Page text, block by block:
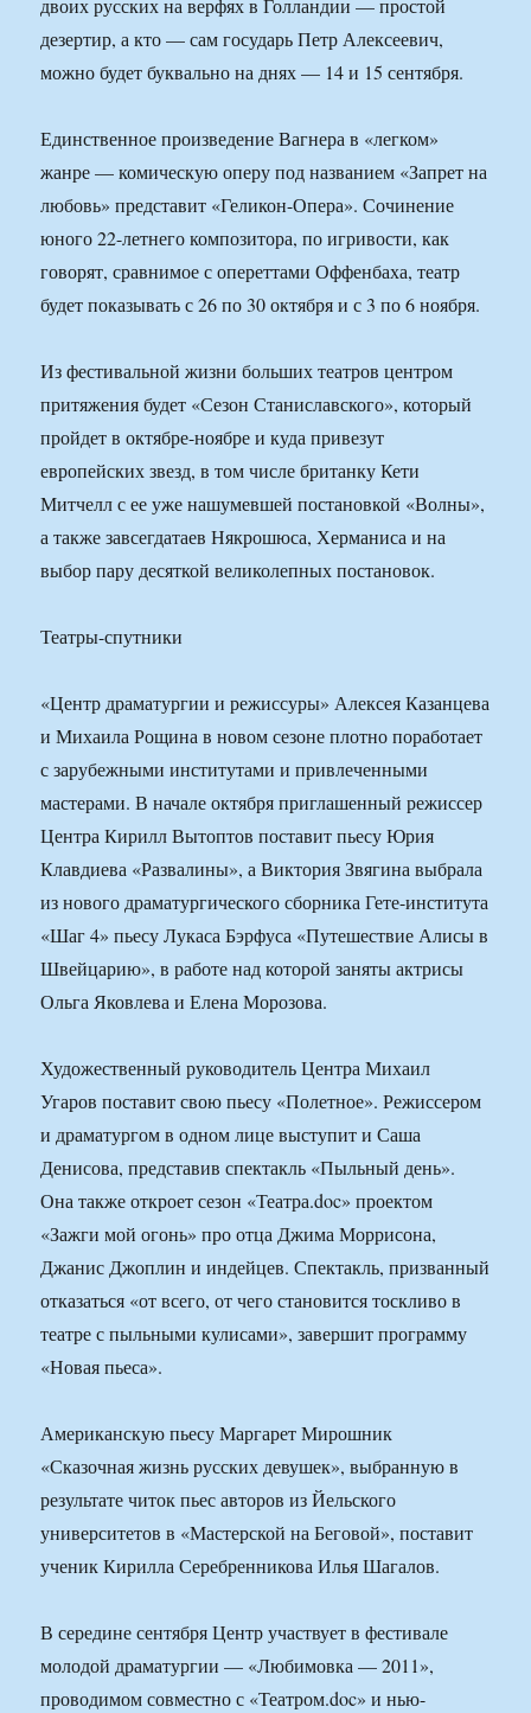
двоих русских на верфях в Голландии — простой
дезертир, а кто — сам государь Петр Алексеевич,
можно будет буквально на днях — 14 и 15 сентября.
Единственное произведение Вагнера в «легком»
жанре — комическую оперу под названием «Запрет на
любовь» представит «Геликон-Опера». Сочинение
юного 22-летнего композитора, по игривости, как
говорят, сравнимое с опереттами Оффенбаха, театр
будет показывать с 26 по 30 октября и с 3 по 6 ноября.
Из фестивальной жизни больших театров центром
притяжения будет «Сезон Станиславского», который
пройдет в октябре-ноябре и куда привезут
европейских звезд, в том числе британку Кети
Митчелл с ее уже нашумевшей постановкой «Волны»,
а также завсегдатаев Някрошюса, Херманиса и на
выбор пару десяткой великолепных постановок.
Театры-спутники
«Центр драматургии и режиссуры» Алексея Казанцева
и Михаила Рощина в новом сезоне плотно поработает
с зарубежными институтами и привлеченными
мастерами. В начале октября приглашенный режиссер
Центра Кирилл Вытоптов поставит пьесу Юрия
Клавдиева «Развалины», а Виктория Звягина выбрала
из нового драматургического сборника Гете-института
«Шаг 4» пьесу Лукаса Бэрфуса «Путешествие Алисы в
Швейцарию», в работе над которой заняты актрисы
Ольга Яковлева и Елена Морозова.
Художественный руководитель Центра Михаил
Угаров поставит свою пьесу «Полетное». Режиссером
и драматургом в одном лице выступит и Саша
Денисова, представив спектакль «Пыльный день».
Она также откроет сезон «Театра.doc» проектом
«Зажги мой огонь» про отца Джима Моррисона,
Джанис Джоплин и индейцев. Спектакль, призванный
отказаться «от всего, от чего становится тоскливо в
театре с пыльными кулисами», завершит программу
«Новая пьеса».
Американскую пьесу Маргарет Мирошник
«Сказочная жизнь русских девушек», выбранную в
результате читок пьес авторов из Йельского
университетов в «Мастерской на Беговой», поставит
ученик Кирилла Серебренникова Илья Шагалов.
В середине сентября Центр участвует в фестивале
молодой драматургии — «Любимовка — 2011»,
проводимом совместно с «Театром.doc» и нью-